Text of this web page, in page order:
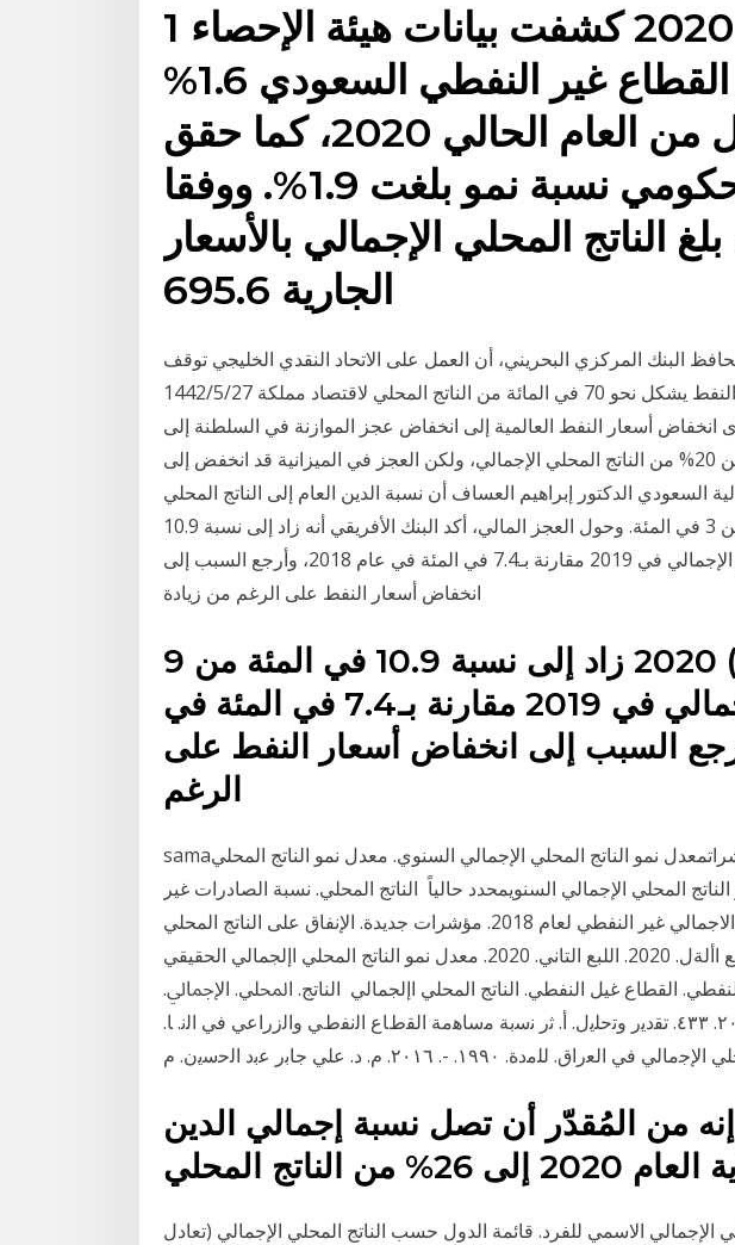
1 تموز (يوليو) 2020 كشفت بيانات هيئة الإحصاء
ارتفاع نمو القطاع غير النفطي السعودي 1.6%
خلال الربع الأول من العام الحالي 2020، كما حقق
القطاع الحكومي نسبة نمو بلغت 1.9%. ووفقا
بلغ الناتج المحلي الإجمالي بالأسعار
الجارية 695.6
البنك المركزي البحريني، أن العمل على الاتحاد النقدي الخليجي توقف
خلال الفترة الحالية، وقال إن «النفط يشكل نحو 70 في المائة من الناتج المحلي لاقتصاد مملكة 27‏‏/5‏‏/1442
ففي عام 2016، أدى انخفاض أسعار النفط العالمية إلى انخفاض عجز الموازنة في السلطنة إلى
13.8 مليار دولار، أو ما يقرب من 20% من الناتج المحلي الإجمالي، ولكن العجز في الميزانية قد انخفض إلى
السعودي الدكتور إبراهيم العساف أن نسبة الدين العام إلى الناتج المحلي
الإجمالي في بلاده انخفض لاقل من 3 في المئة. وحول العجز المالي، أكد البنك الأفريقي أنه زاد إلى نسبة 10.9
في المئة من الناتج المحلي الإجمالي في 2019 مقارنة بـ7.4 في المئة في عام 2018، وأرجع السبب إلى
انخفاض أسعار النفط على الرغم من زيادة
9 حزيران (يونيو) 2020 زاد إلى نسبة 10.9 في المئة من
الناتج المحلي الإجمالي في 2019 مقارنة بـ7.4 في المئة في
وأرجع السبب إلى انخفاض أسعار النفط على
samaالبنك المركزي السعوديمؤشراتمعدل نمو الناتج المحلي الإجمالي السنوي. معدل نمو الناتج المحلي
المحلي الإجمالي السنويمحدد حالياً الناتج المحلي. نسبة الصادرات غير
النفطية الى الناتج المحلي الاجمالي غير النفطي لعام 2018. مؤشرات جديدة. الإنفاق على الناتج المحلي
الإجمالي بالأسعار الثابتة اللبع األةل. 2020. اللبع التاني. 2020. معدل نمو الناتج المحلي اإلجمالي الحقيقي
%. القطاع النفطي. القطاع غيل النفطي. الناتج المحلي اإلجمالي ﺍﻟﻨﺎﺗﺞ. ﺍﶈﻠﻲ. ﺍﻹﲨﺎﱄ.
ﰲ. ﺍﻟﻌﺮﺍﻕ. ﺍﻟﻌﺪﺩ. ٥٥. ﺍﻟﺴﻨﺔ. ٢٠١٩. ٤٣٣. ﺗﻘدﯾر وﺗﺣﻠﯾل. أ. ﺛر ﻧﺳﺑﺔ ﻣﺳﺎﻫﻣﺔ اﻟﻘطﺎع اﻟﻧﻔطﻲ واﻟزراﻋﻲ ﻓﻲ اﻟﻧ. ﺎ.
من المُقدّر أن تصل نسبة إجمالي الدين
من الناتج المحلي
الإجمالي الاسمي للفرد. قائمة الدول حسب الناتج المحلي الإجمالي (تعادل